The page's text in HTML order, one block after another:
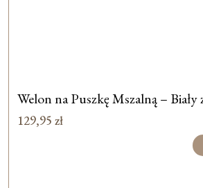
Welon na Puszkę Mszalną – Biały
129,95 zł